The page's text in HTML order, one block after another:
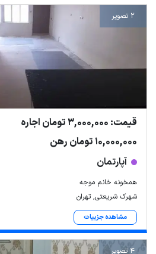
2 تصویر
قیمت: 3,000,000 تومان اجاره
10,000,000 تومان رهن
آپارتمان
همخونه خانم موجه
شهرک شریعتی, تهران
مشاهده جزییات
4 تصویر